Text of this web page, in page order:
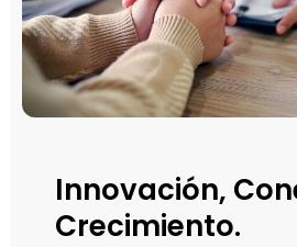
Innovación,
Crecimiento.